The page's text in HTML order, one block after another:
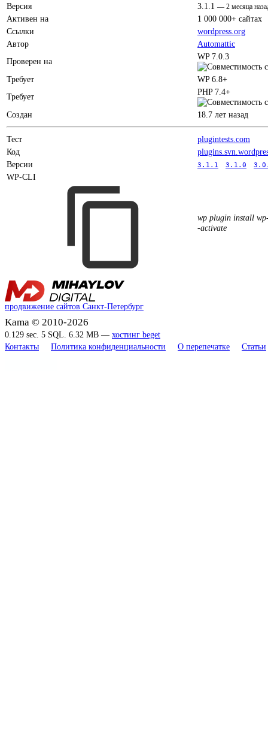
Версия
3.1.1 — 2 месяца
Активен на
1 000 000+ сайтах
Ссылки
wordpress.org
Автор
Automattic
Проверен на
WP 7.0.3
Требует
WP 6.8+
Требует
PHP 7.4+
Создан 18.7 лет назад
Тест
plugintests.com
Код
Версии
3.1.1 3.1.0
WP-CLI
wp plugin install
-activate
продвижение сайтов Санкт-Петербург
Kama © 2010-2026
0.129 sec. 5 SQL. 6.32 MB — хостинг beget
Контакты
Политика конфиденциальности О перепечатке Статьи